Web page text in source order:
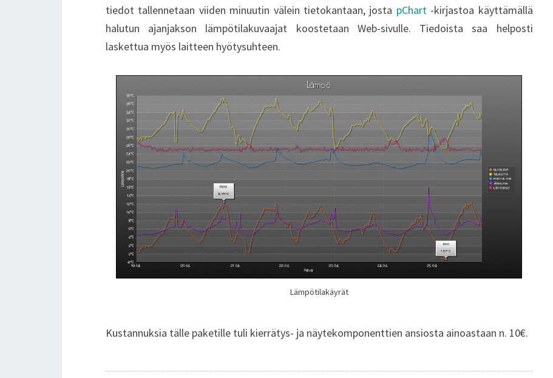
tiedot tallennetaan viiden minuutin välein tietokantaan, josta pChart-kirjastoa käyttämällä
halutun ajanjakson lämpötilakuvaajat koostetaan Web-sivulle. Tiedoista saa helposti
laskettua myös laitteen hyötysuhteen.
Lämpötilakäyrät
Kustannuksia tälle paketille tuli kierrätys- ja näytekomponenttien ansiosta ainoastaan n. 10€.